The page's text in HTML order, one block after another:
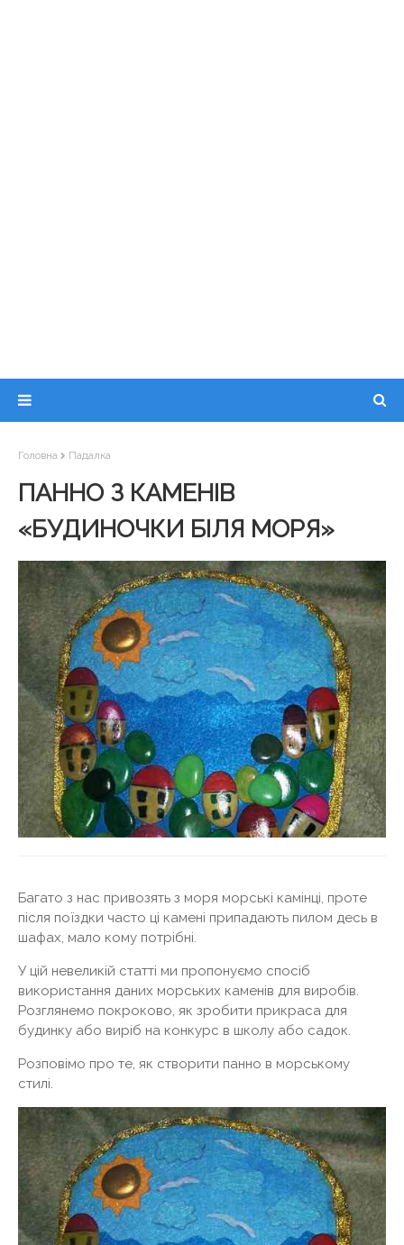
Головна Падалка
ПАННО З КАМЕНІВ
«БУДИНОЧКИ БІЛЯ МОРЯ»
Багато з нас привозять з моря морські камінці, проте
після поїздки часто ці камені припадають пилом десь в
шафах, мало кому потрібні.
У цій невеликій статті ми пропонуємо спосіб
використання даних морських каменів для виробів.
Розглянемо покроково, як зробити прикраса для
будинку або виріб на конкурс в школу або садок.
Розповімо про те, як створити панно в морському
стилі.